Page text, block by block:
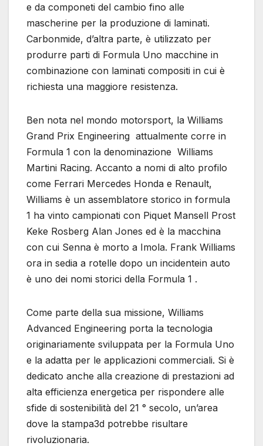
e da componeti del cambio fino alle
mascherine per la produzione di laminati.
Carbonmide, d’altra parte, è utilizzato per
produrre parti di Formula Uno macchine in
combinazione con laminati compositi in cui è
richiesta una maggiore resistenza.
Ben nota nel mondo motorsport, la Williams
Grand Prix Engineering attualmente corre in
Formula 1 con la denominazione Williams
Martini Racing. Accanto a nomi di alto profilo
come Ferrari Mercedes Honda e Renault,
Williams è un assemblatore storico in formula
1 ha vinto campionati con Piquet Mansell Prost
Keke Rosberg Alan Jones ed è la macchina
con cui Senna è morto a Imola. Frank Williams
ora in sedia a rotelle dopo un incidentein auto
è uno dei nomi storici della Formula 1 .
Come parte della sua missione, Williams
Advanced Engineering porta la tecnologia
originariamente sviluppata per la Formula Uno
e la adatta per le applicazioni commerciali. Si è
dedicato anche alla creazione di prestazioni ad
alta efficienza energetica per rispondere alle
sfide di sostenibilità del 21 ° secolo, un’area
dove la stampa3d potrebbe risultare
rivoluzionaria.